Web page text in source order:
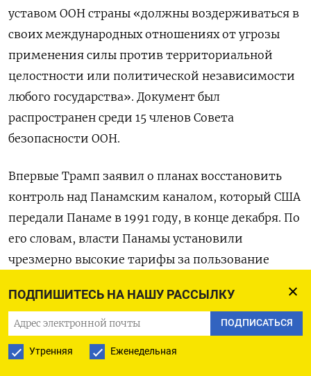
ПОДПИШИТЕСЬ НА НАШУ РАССЫЛКУ
ПОДПИСАТЬСЯ
Утренняя Еженедельная
уставом ООН страны «должны воздерживаться в
своих международных отношениях от угрозы
применения силы против территориальной
целостности или политической независимости
любого государства». Документ был
распространен среди 15 членов Совета
безопасности ООН.
Впервые Трамп заявил о планах восстановить
контроль над Панамским каналом, который США
передали Панаме в 1991 году, в конце декабря. По
его словам, власти Панамы установили
чрезмерно высокие тарифы за пользование
режим его работы. Трамп подчеркнул, что не
позволит, чтобы важный для торговли объект
попал в «чужие руки». В инаугурационной речи
20 января Трамп назвал передачу Панаме канала